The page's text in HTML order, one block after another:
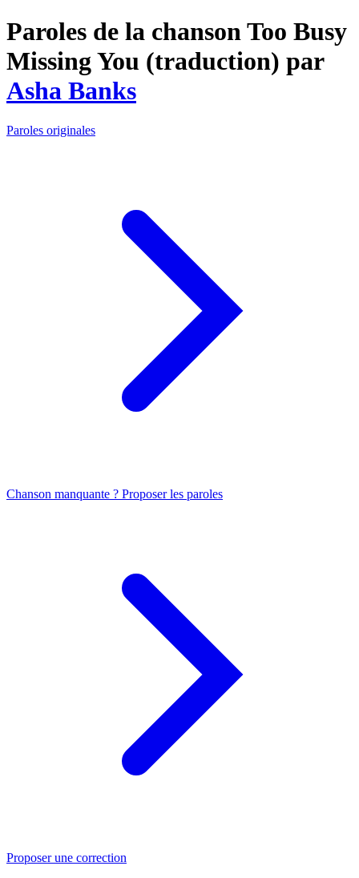
Paroles de la chanson Too Busy
Missing You (traduction) par
Asha Banks
Paroles originales
Chanson manquante ? Proposer les paroles
Proposer une correction